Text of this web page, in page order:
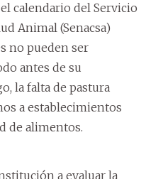
calendario del Servicio
Animal (Senacsa)
no pueden ser
antes de su
la falta de pastura
a establecimientos
de alimentos.
a evaluar la